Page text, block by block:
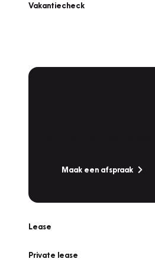
Vakantiecheck
Maak een afspraak
Lease
Private lease